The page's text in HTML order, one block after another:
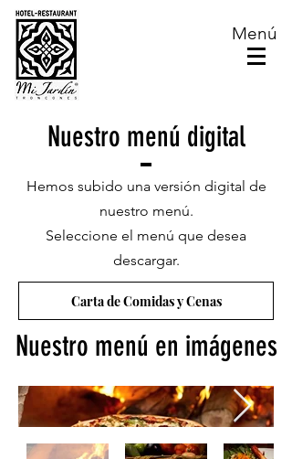
Menú
Nuestro menú digital
Hemos subido una versión digital de
nuestro menú.
Seleccione el menú que desea
descargar.
Carta de Comidas y Cenas
Nuestro menú en imágenes